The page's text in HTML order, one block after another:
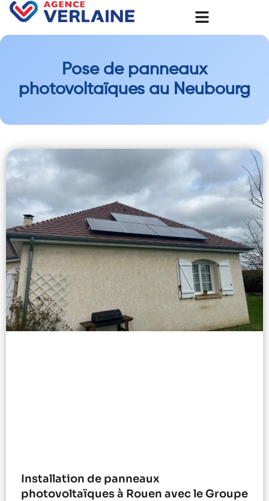
Pose de panneaux
photovoltaïques au Neubourg
Installation de panneaux
photovoltaïques à Rouen avec le Groupe